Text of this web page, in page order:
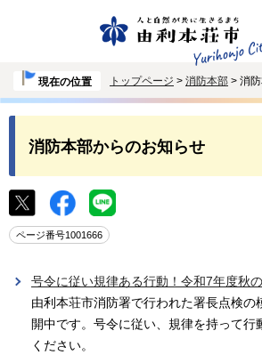
現在の位置 トップページ > 消防本部 > 消
消防本部からのお知らせ
ページ番号1001666
号令に従い規律ある行動！令和7年度秋
由利本荘市消防署で行われた署長点検の
開中です。号令に従い、規律を持って行
ください。